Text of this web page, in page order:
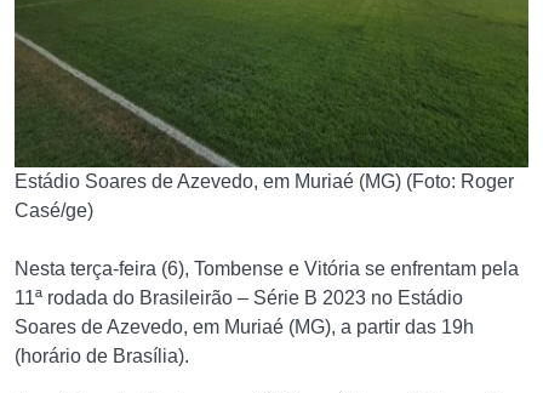
Estádio Soares de Azevedo, em Muriaé (MG) (Foto: Roger
Casé/ge)
Nesta terça-feira (6), Tombense e Vitória se enfrentam pela
11ª rodada do Brasileirão – Série B 2023 no Estádio
Soares de Azevedo, em Muriaé (MG), a partir das 19h
(horário de Brasília).